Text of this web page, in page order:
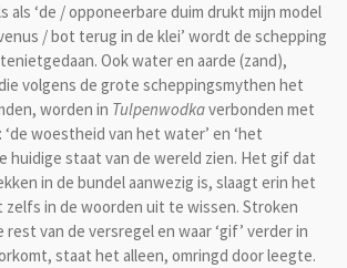
als ‘de / opponeerbare duim drukt mijn model
/ bot terug in de klei’ wordt de schepping
Ook water en aarde (zand),
volgens de grote scheppingsmythen het
worden in Tulpenwodkaverbonden met
woestheid van het water’ en ‘het
huidige staat van de wereld zien. Het gif dat
in de bundel aanwezig is, slaagt erin het
in de woorden uit te wissen. Stroken
van de versregel en waar ‘gif’ verder in
staat het alleen, omringd door leegte.